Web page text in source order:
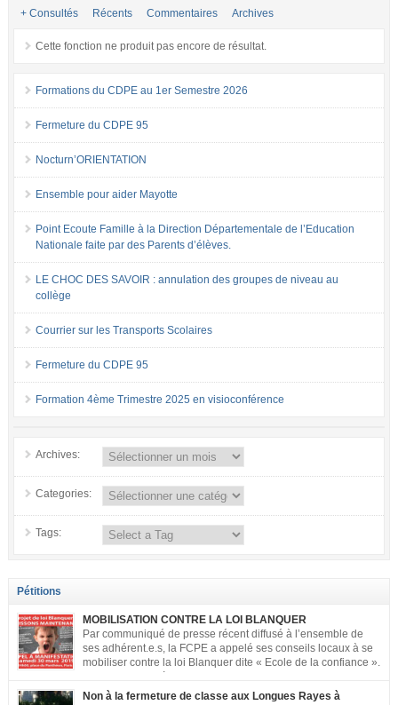
+ Consultés Récents Commentaires Archives
Cette fonction ne produit pas encore de résultat.
Formations du CDPE au 1er Semestre 2026
Fermeture du CDPE 95
Nocturn’ORIENTATION
Ensemble pour aider Mayotte
Point Ecoute Famille à la Direction Départementale de l’Education
Nationale faite par des Parents d’élèves.
LE CHOC DES SAVOIR : annulation des groupes de niveau au
collège
Courrier sur les Transports Scolaires
Fermeture du CDPE 95
Formation 4ème Trimestre 2025 en visioconférence
Archives:
Categories:
Tags:
Pétitions
MOBILISATION CONTRE LA LOI BLANQUER
Par communiqué de presse récent diffusé à l’ensemble de
ses adhérent.e.s, la FCPE a appelé ses conseils locaux à se
mobiliser contre la loi Blanquer dite « Ecole de la confiance ».
met à votre disposition ce kit de mobilisation comprenant : 1 affiche
Non à la fermeture de classe aux Longues Rayes à